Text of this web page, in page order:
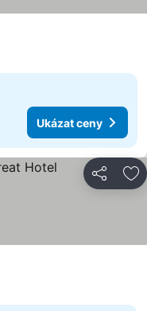
Ukázat ceny
Sdílet